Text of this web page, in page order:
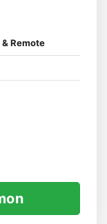
Remote